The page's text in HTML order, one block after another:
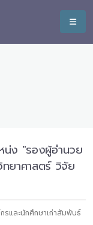
น่ง "รองผู้อำนวย
ยาศาสตร์ วิจัย
และนักศึกษาเก่าสัมพันธ์